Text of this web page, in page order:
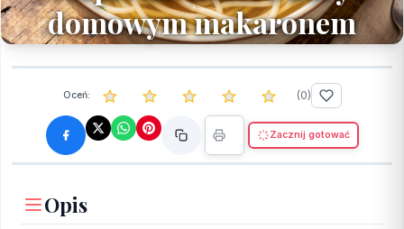
domowym makaronem
Oceń: (0)
Zacznij gotować
Opis